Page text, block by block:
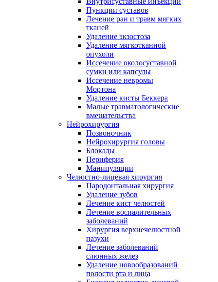
Пункции суставов
Лечение ран и травм мягких
тканей
Удаление экзостоза
Удаление мягкотканной
опухоли
Иссечение околосуставной
сумки или капсулы
Иссечение невромы
Мортона
Удаление кисты Беккера
Малые травматологические
вмешательства
Нейрохирургия
Позвоночник
Нейрохирургия головы
Блокады
Периферия
Манипуляции
Челюстно-лицевая хирургия
Пародонтальная хирургия
Удаление зубов
Лечение кист челюстей
Лечение воспалительных
заболеваний
Хирургия верхнечелюстной
пазухи
Лечение заболеваний
слюнных желез
Удаление новообразований
полости рта и лица